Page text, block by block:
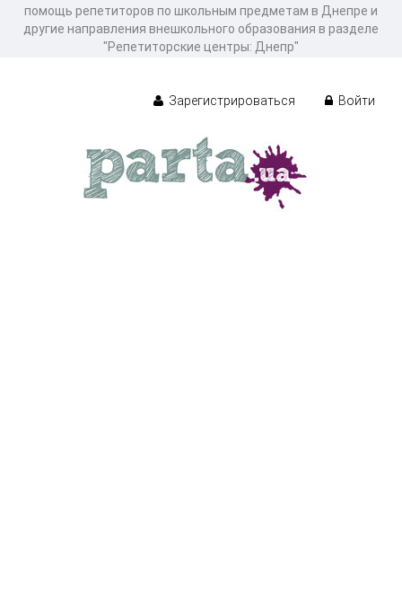
помощь репетиторов по школьным предметам в Днепре и
другие направления внешкольного образования в разделе
"Репетиторские центры: Днепр"
Зарегистрироваться Войти